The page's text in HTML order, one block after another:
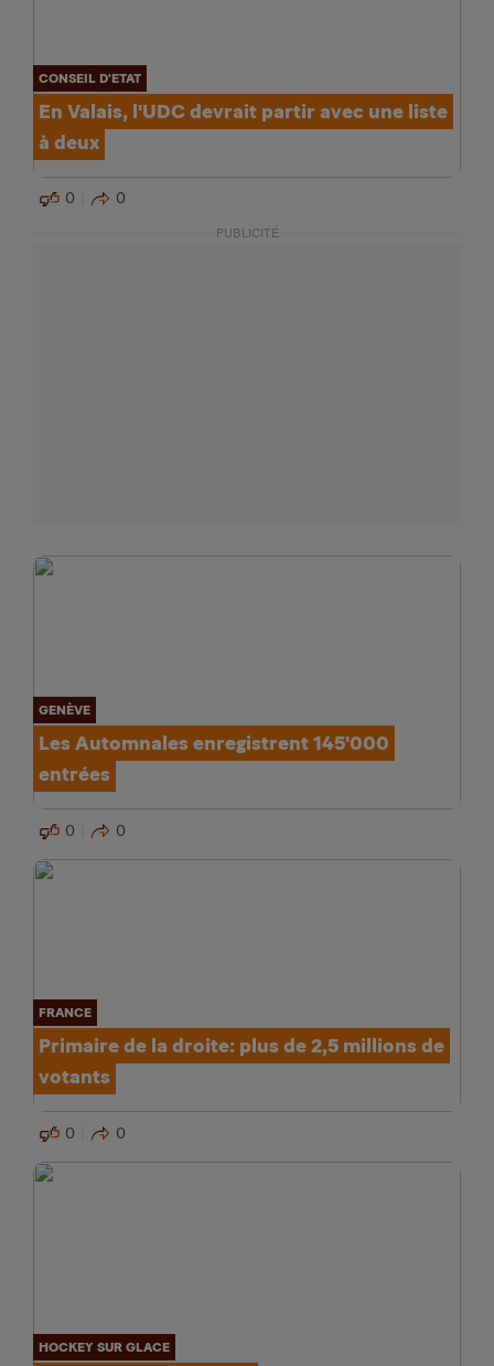
CONSEIL D'ETAT
En Valais, l'UDC devrait partir avec une liste
à deux
0 0
PUBLICITÉ
GENÈVE
Les Automnales enregistrent 145'000
entrées
0 0
FRANCE
Primaire de la droite: plus de 2,5 millions de
votants
0 0
HOCKEY SUR GLACE